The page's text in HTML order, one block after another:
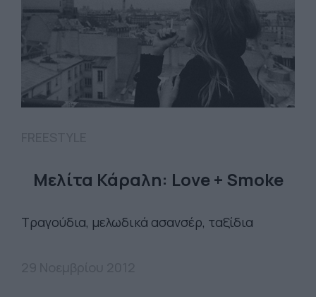
Mελίτα Κάραλη: Love + Smoke
Τραγούδια, μελωδικά ασανσέρ, ταξίδια